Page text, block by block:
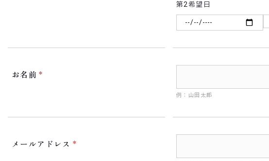
第2希望日
お名前
例：山田太郎
メールアドレス